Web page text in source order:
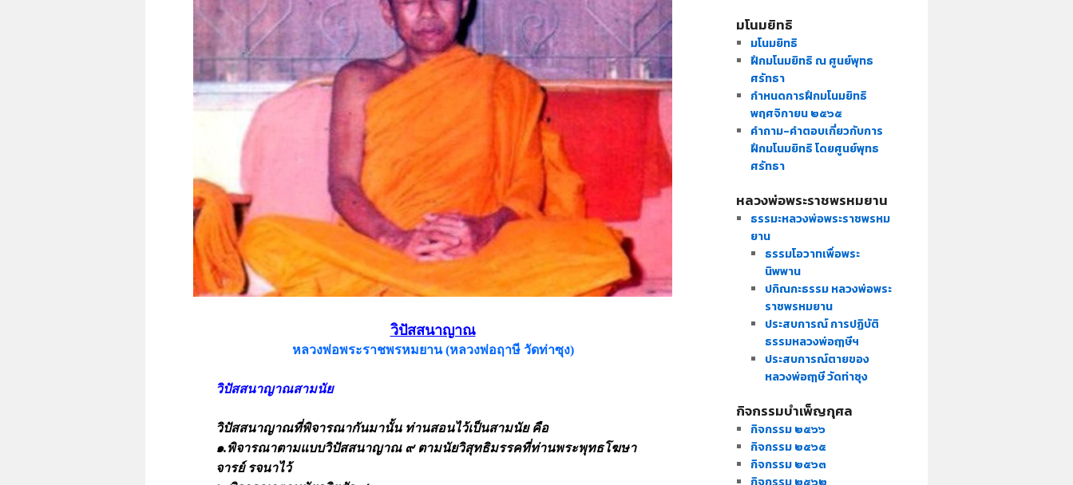
วิปัสสนาญาณ
หลวงพ่อพระราชพรหมยาน (หลวงพ่อฤาษี วัดท่าซุง)
วิปัสสนาญาณสามนัย
วิปัสสนาญาณที่พิจารณากันมานั้น ท่านสอนไว้เป็นสามนัย คือ
๑.พิจารณาตามแบบวิปัสสนาญาณ ๙ตามนัยวิสุทธิมรรคที่ท่านพระพุทธโฆษา
จารย์ รจนาไว้
มโนมยิทธิ
มโนมยิทธิ
ฝึกมโนมยิทธิ ณ ศูนย์พุทธ
ศรัทธา
กำหนดการฝึกมโนมยิทธิ
พฤศจิกายน ๒๕๖๕
คำถาม-คำตอบเกี่ยวกับการ
ฝึกมโนมยิทธิ โดยศูนย์พุทธ
ศรัทธา
หลวงพ่อพระราชพรหมยาน
ธรรมะหลวงพ่อพระราชพรหม
ยาน
ธรรมโอวาทเพื่อพระ
นิพพาน
ปกิณกะธรรม หลวงพ่อพระ
ราชพรหมยาน
ประสบการณ์ การปฏิบัติ
ธรรมหลวงพ่อฤๅษีฯ
ประสบการณ์ตายของ
หลวงพ่อฤๅษี วัดท่าซุง
กิจกรรมบำเพ็ญกุศล
กิจกรรม ๒๕๖๖
กิจกรรม ๒๕๖๕
กิจกรรม ๒๕๖๓